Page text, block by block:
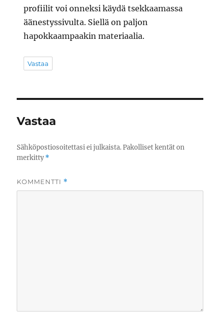
profiilit voi onneksi käydä tsekkaamassa
äänestyssivulta. Siellä on paljon
hapokkaampaakin materiaalia.
Vastaa
Vastaa
Sähköpostiosoitettasi ei julkaista. Pakolliset kentät on
merkitty*
KOMMENTTI *